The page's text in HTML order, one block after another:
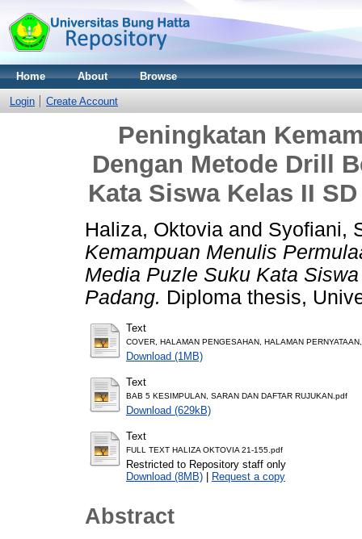
Home About Browse
Login Create Account
Peningkatan
Dengan Metode Drill
Kata Siswa Kelas II
Haliza, Oktovia and Syofiani,
Kemampuan Menulis
Media Puzle Suku Kata
Padang. Diploma thesis,
Text
COVER, HALAMAN PENGESAHAN, HALAMAN
Download (1MB)
Text
BAB 5 KESIMPULAN, SARAN DAN DAFTAR RUJUKAN.pdf
Download (629kB)
Text
FULL TEXT HALIZA OKTOVIA 21-155.pdf
Restricted to Repository staff only
Download (8MB) | Request a copy
Abstract